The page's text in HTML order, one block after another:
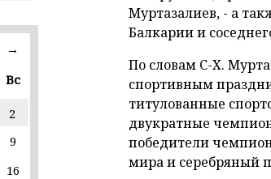
→
Вс
2
9
16
Муртазалиев, - а
Балкарии и
По словам С-Х.
спортивным
титулованные
двукратные
победители
мира и серебряный